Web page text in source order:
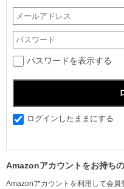
パスワードを表示する
ログインしたままにする
Amazonアカウントをお持ち
Amazonアカウントを利用して会員